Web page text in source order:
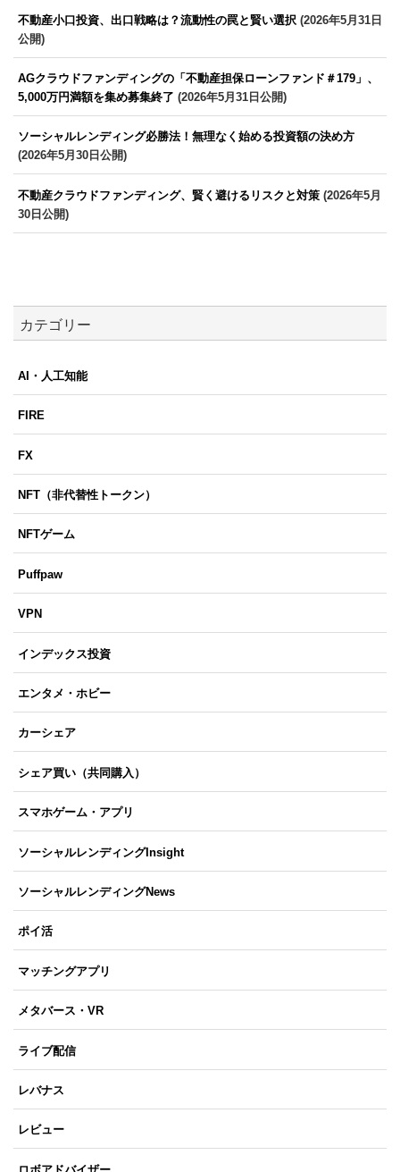
不動産小口投資、出口戦略は？流動性の罠と賢い選択 (2026年5月31日
公開)
AGクラウドファンディングの「不動産担保ローンファンド＃179」、
5,000万円満額を集め募集終了 (2026年5月31日公開)
ソーシャルレンディング必勝法！無理なく始める投資額の決め方
(2026年5月30日公開)
不動産クラウドファンディング、賢く避けるリスクと対策 (2026年5月
30日公開)
カテゴリー
AI・人工知能
FIRE
FX
NFT（非代替性トークン）
NFTゲーム
Puffpaw
VPN
インデックス投資
エンタメ・ホビー
カーシェア
シェア買い（共同購入）
スマホゲーム・アプリ
ソーシャルレンディングInsight
ソーシャルレンディングNews
ポイ活
マッチングアプリ
メタバース・VR
ライブ配信
レバナス
レビュー